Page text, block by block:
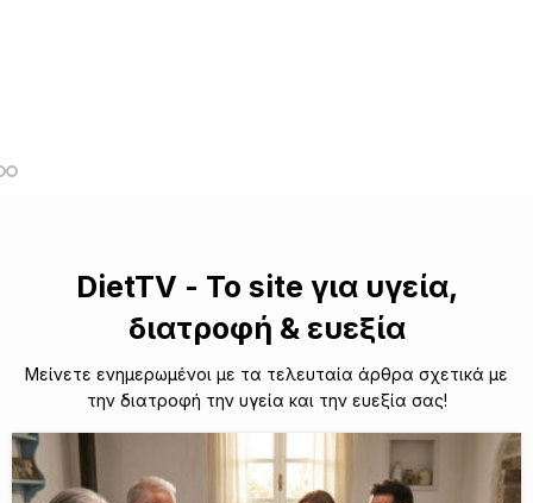
DietTV - Το site για υγεία,
διατροφή & ευεξία
Μείνετε ενημερωμένοι με τα τελευταία άρθρα σχετικά με
την διατροφή την υγεία και την ευεξία σας!